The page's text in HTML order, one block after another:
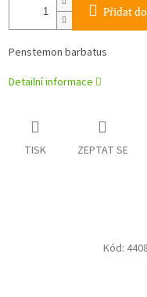
Přidat
Penstemon barbatus
Detailní informace
TISK ZEPTAT SE
Kód: 4408